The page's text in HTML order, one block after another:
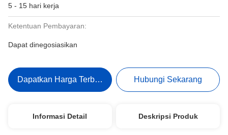
5 - 15 hari kerja
Ketentuan Pembayaran:
Dapat dinegosiasikan
Dapatkan Harga Terbaik Hubungi Sekarang
Informasi Detail Deskripsi Produk